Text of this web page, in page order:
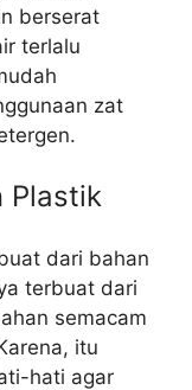
berserat
terlalu
zat
Plastik
dari bahan
terbuat dari
semacam
itu
hati agar